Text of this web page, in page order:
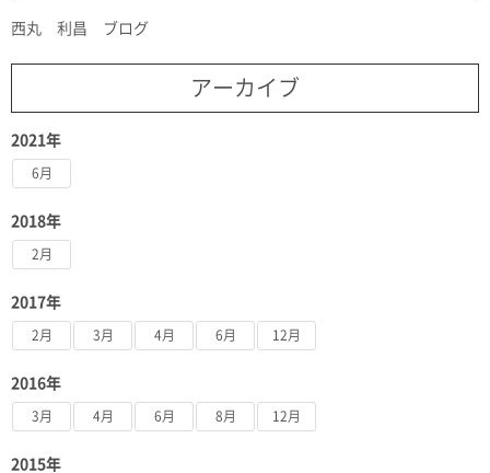
西丸 利昌 ブログ
アーカイブ
2021年
6月
2018年
2月
2017年
2月 3月 4月 6月 12月
2016年
3月 4月 6月 8月 12月
2015年